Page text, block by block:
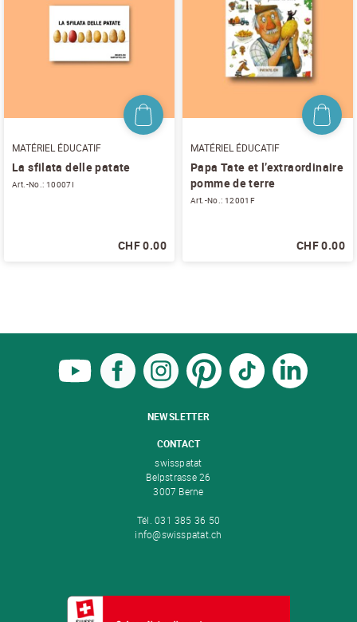
La sfilata delle patate
Art.-No.: 10007I
MATÉRIEL ÉDUCATIF
CHF 0.00
Papa Tate et l’extraordinaire
pomme de terre
Art.-No.: 12001F
MATÉRIEL ÉDUCATIF
CHF 0.00
NEWSLETTER
CONTACT
swisspatat
Belpstrasse 26
3007 Berne
Tél. 031 385 36 50
info@swisspatat.ch